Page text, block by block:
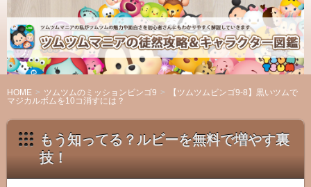
ツ
ム
ツ
ム
マ
ニ
の
徒
然
HOME ツムツムのミッションビンゴ9
【ツムツムビンゴ9-8】黒いツムで
マジカルボムを10コ消すには？
もう知ってる？ルビーを無料で増やす裏
技！